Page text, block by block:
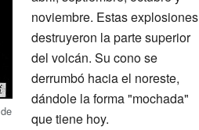
noviembre. Estas explosiones
destruyeron la parte superior
del volcán. Su cono se
derrumbó hacia el noreste,
dándole la forma "mochada"
que tiene hoy.